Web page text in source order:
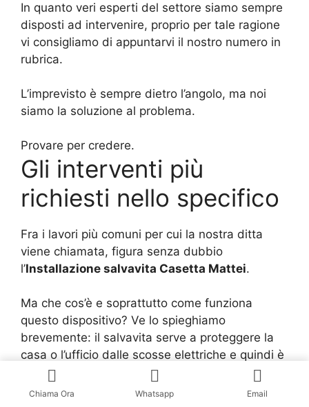
In quanto veri esperti del settore siamo sempre
disposti ad intervenire, proprio per tale ragione
vi consigliamo di appuntarvi il nostro numero in
rubrica.
L’imprevisto è sempre dietro l’angolo, ma noi
siamo la soluzione al problema.
Provare per credere.
Gli interventi più
richiesti nello specifico
Fra i lavori più comuni per cui la nostra ditta
viene chiamata, figura senza dubbio
l’Installazione salvavita Casetta Mattei.
Ma che cos’è e soprattutto come funziona
questo dispositivo? Ve lo spieghiamo
brevemente: il salvavita serve a proteggere la
casa o l’ufficio dalle scosse elettriche e quindi è
di grande importanza per tutelare le persone
che vivono o lavorano dentro un determinato
Chiama Ora Whatsapp Email